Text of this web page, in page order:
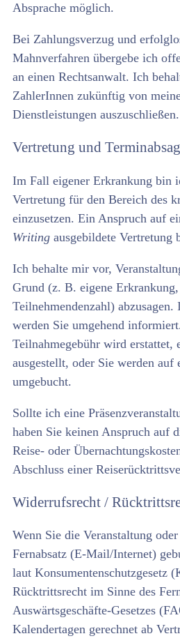
Absprache möglich.
Bei Zahlungsverzug und
Mahnverfahren übergebe ich
an einen Rechtsanwalt. Ich
ZahlerInnen zukünftig von
Dienstleistungen auszuschließen.
Vertretung und
Im Fall eigener Erkrankung bin
Vertretung für den Bereich des
einzusetzen. Ein Anspruch auf
Writing ausgebildete Vertretung
Ich behalte mir vor,
Grund (z. B. eigene
Teilnehmendenzahl)
werden Sie umgehend
Teilnahmegebühr wird erstattet,
ausgestellt, oder Sie werden auf
umgebucht.
Sollte ich eine
haben Sie keinen Anspruch auf
Reise- oder
Abschluss einer
Widerrufsrecht /
Wenn Sie die Veranstaltung
Fernabsatz (E-Mail/Internet)
laut Konsumentenschutzgesetz
Rücktrittsrecht im Sinne des
Auswärtsgeschäfte-Gesetzes
Kalendertagen gerechnet ab